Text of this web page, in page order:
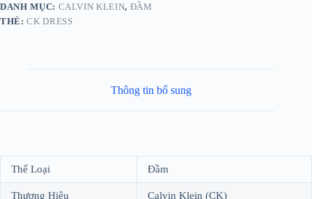
DANH MỤC: CALVIN KLEIN, ĐẦM
THẺ:CK DRESS
Thông tin bổ sung
Thể Loại Đầm
Thương Hiệu Calvin Klein (CK)